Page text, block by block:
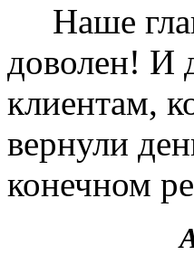
Наше
доволен! И
клиентам,
вернули
конечном